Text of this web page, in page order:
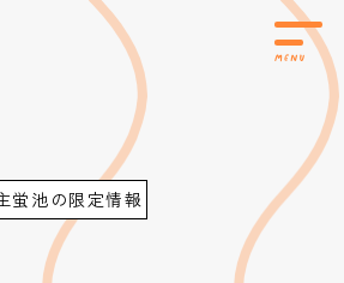
蛍池の限定情報